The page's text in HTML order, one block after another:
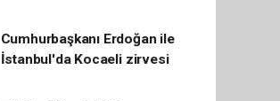
Cumhurbaşkanı Erdoğan ile
İstanbul'da Kocaeli zirvesi